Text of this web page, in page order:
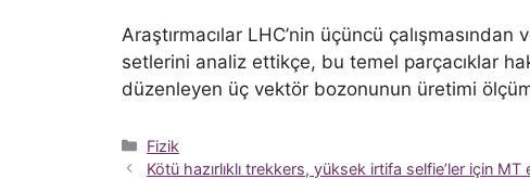
Araştırmacılar LHC’nin üçüncü
setlerini analiz ettikçe, bu temel parçacıklar
düzenleyen üç vektör bozonunun üretimi
Kategoriler
Fizik
Kötü hazırlıklı trekkers, yüksek irtifa selfie’ler için MT